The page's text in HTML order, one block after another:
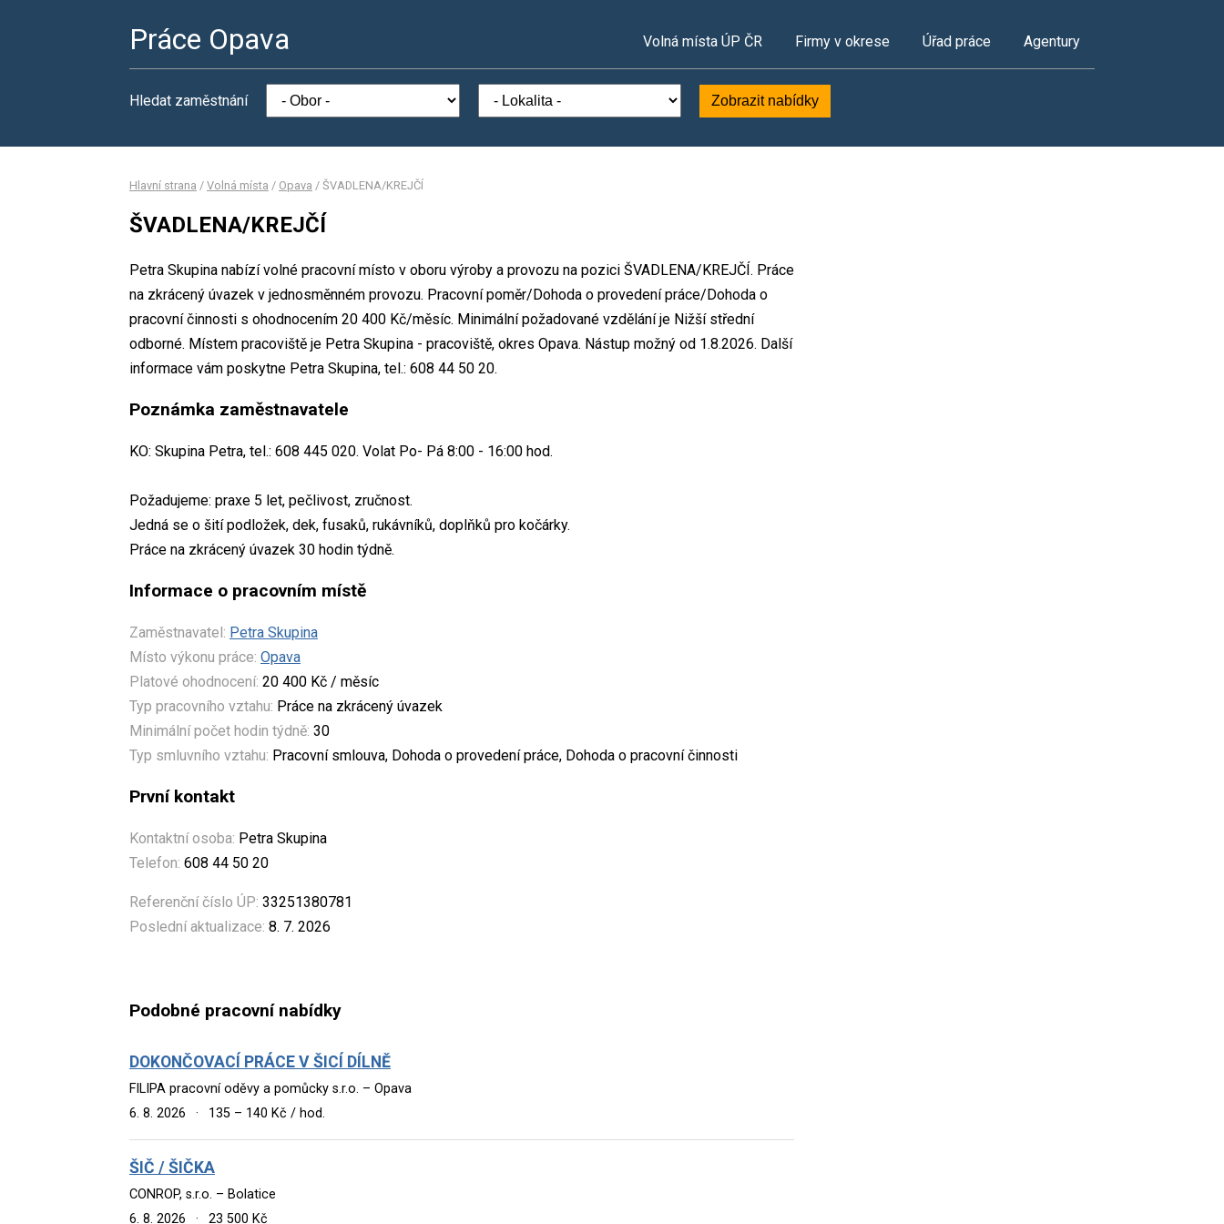
Práce Opava Volná místa ÚP ČR Firmy v okrese Úřad práce Agentury
Hledat zaměstnání Zobrazit nabídky
Hlavní strana / Volná místa / Opava / ŠVADLENA/KREJČÍ
ŠVADLENA/KREJČÍ
Petra Skupina nabízí volné pracovní místo v oboru výroby a provozu na pozici ŠVADLENA/KREJČÍ. Práce
na zkrácený úvazek v jednosměnném provozu. Pracovní poměr/Dohoda o provedení práce/Dohoda o
pracovní činnosti s ohodnocením 20 400 Kč/měsíc. Minimální požadované vzdělání je Nižší střední
odborné. Místem pracoviště je Petra Skupina - pracoviště, okres Opava. Nástup možný od 1.8.2026. Další
informace vám poskytne Petra Skupina, tel.: 608 44 50 20.
Poznámka zaměstnavatele
KO: Skupina Petra, tel.: 608 445 020. Volat Po- Pá 8:00 - 16:00 hod.
Požadujeme: praxe 5 let, pečlivost, zručnost.
Jedná se o šití podložek, dek, fusaků, rukávníků, doplňků pro kočárky.
Práce na zkrácený úvazek 30 hodin týdně.
Informace o pracovním místě
Zaměstnavatel: Petra Skupina
Místo výkonu práce: Opava
Platové ohodnocení: 20 400 Kč / měsíc
Typ pracovního vztahu: Práce na zkrácený úvazek
Minimální počet hodin týdně: 30
Typ smluvního vztahu: Pracovní smlouva, Dohoda o provedení práce, Dohoda o pracovní činnosti
První kontakt
Kontaktní osoba: Petra Skupina
Telefon: 608 44 50 20
Referenční číslo ÚP: 33251380781
Poslední aktualizace: 8. 7. 2026
Podobné pracovní nabídky
DOKONČOVACÍ PRÁCE V ŠICÍ DÍLNĚ
FILIPA pracovní oděvy a pomůcky s.r.o. – Opava
6. 8. 2026
· 135 – 140 Kč / hod.
ŠIČ / ŠIČKA
CONROP, s.r.o. – Bolatice
6. 8. 2026
· 23 500 Kč